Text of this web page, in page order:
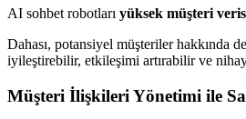
AI sohbet robotları yüksek müşteri
Dahası, potansiyel müşteriler hakkında
iyileştirebilir, etkileşimi artırabilir ve
Müşteri İlişkileri Yönetimi ile